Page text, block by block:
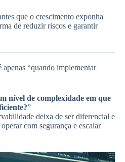
que o crescimento exponha
de reduzir riscos e garantir
“quando implementar
nível de complexidade em que
”
deixa de ser diferencial e
com segurança e escalar